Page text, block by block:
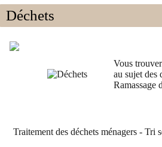
Déchets
Vous
au sujet des
Ramassage
Traitement des déchets ménagers - Tri